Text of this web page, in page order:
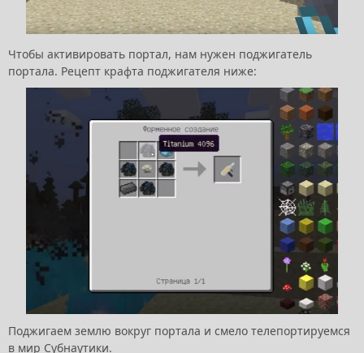
Чтобы активировать портал, нам нужен поджигатель
портала. Рецепт крафта поджигателя ниже:
Поджигаем землю вокруг портала и смело телепортируемся
в мир Субнаутики.